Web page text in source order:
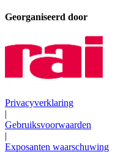
Georganiseerd door
Privacyverklaring
|
Gebruiksvoorwaarden
|
Exposanten waarschuwing